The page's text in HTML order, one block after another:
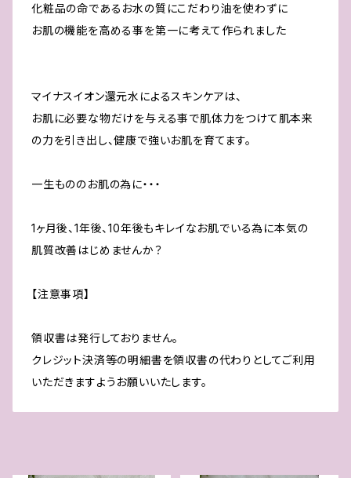
化粧品の命であるお水の質にこだわり油を使わずに
お肌の機能を高める事を第一に考えて作られました
マイナスイオン還元水によるスキンケアは、
お肌に必要な物だけを与える事で肌体力をつけて肌本来
の力を引き出し、健康で強いお肌を育てます。
一生もののお肌の為に・・・
1ヶ月後、1年後、10年後もキレイなお肌でいる為に本気の
肌質改善はじめませんか？
【注意事項】
領収書は発行しておりません。
クレジット決済等の明細書を領収書の代わりとしてご利用
いただきますようお願いいたします。